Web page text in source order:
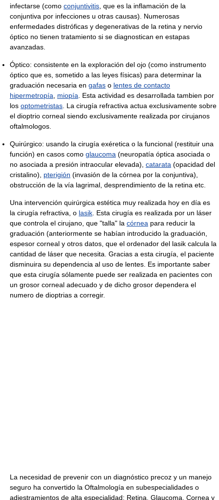
infectarse (como conjuntivitis , que es la inflamación de la
conjuntiva por infecciones u otras causas). Numerosas
enfermedades distróficas y degenerativas de la retina y nervio
óptico no tienen tratamiento si se diagnostican en estapas
avanzadas.
Óptico: consistente en la exploración del ojo (como instrumento
óptico que es, sometido a las leyes físicas) para determinar la
graduación necesaria en gafas o lentes de contacto
hipermetropía
miopía . Esta actividad es desarrollada tambien por
los optometristas . La cirugía refractiva actua exclusivamente sobre
el dioptrio corneal siendo exclusivamente realizada por cirujanos
oftalmologos.
Quirúrgico: usando la cirugía exéretica o la funcional (restituir una
función) en casos como glaucoma (neuropatía óptica asociada o
no asociada a presión intraocular elevada), catarata (opacidad del
cristalino), pterigión (invasión de la córnea por la conjuntiva),
obstrucción de la vía lagrimal, desprendimiento de la retina etc.
Una intervención quirúrgica estética muy realizada hoy en día es
la cirugía refractiva, o lasik . Esta cirugía es realizada por un láser
que controla el cirujano, que "talla" la córnea para reducir la
graduación (anteriormente se habían introducido la graduación,
espesor corneal y otros datos, que el ordenador del lasik calcula la
cantidad de láser que necesita. Gracias a esta cirugía, el paciente
disminuira su dependencia al uso de lentes. Es importante saber
que esta cirugía sólamente puede ser realizada en pacientes con
un grosor corneal adecuado y de dicho grosor dependera el
numero de dioptrias a corregir.
La necesidad de prevenir con un diagnóstico precoz y un manejo
seguro ha convertido la Oftalmología en subespecialidades o
adiestramientos de alta especialidad: Retina, Glaucoma, Cornea y